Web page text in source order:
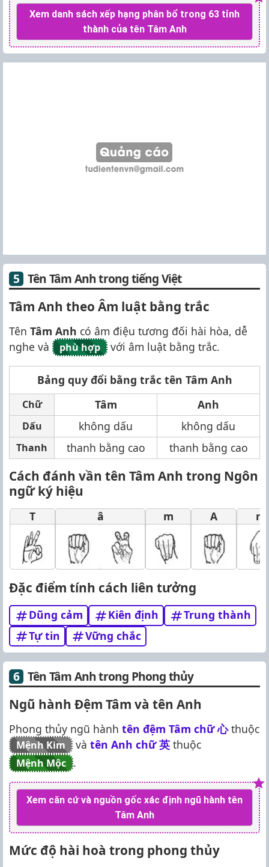
Xem danh sách xếp hạng phân bổ trong 63 tỉnh
thành của tên Tâm Anh
Tên Tâm Anh trong tiếng Việt
Tâm Anh theo Âm luật bằng trắc
Tên Tâm Anh có âm điệu tương đối hài hòa, dễ
nghe và
phù hợp với âm luật bằng trắc.
Bảng quy đổi bằng trắc tên Tâm Anh
Chữ Tâm Anh
Dấu không dấu không dấu
Thanh thanh bằng cao thanh bằng cao
Cách đánh vần tên Tâm Anh trong Ngôn
ngữ ký hiệu
T â m A n
Đặc điểm tính cách liên tưởng
Dũng cảm Kiên định
Trung thành
Tự tin
Vững chắc
Tên Tâm Anh trong Phong thủy
Ngũ hành Đệm Tâm và tên Anh
Phong thủy ngũ hành tên đệm Tâm chữ心thuộc
Mệnh Kim và tên Anh chữ英 thuộc
Mệnh Mộc .
Xem căn cứ và nguồn gốc xác định ngũ hành tên
Tâm Anh
Mức độ hài hoà trong phong thủy